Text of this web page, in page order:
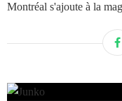
Montréal s'ajoute à la